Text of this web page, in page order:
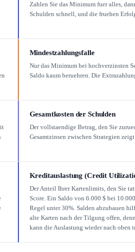
Zahlen Sie das Minimum fuer alles,
Schulden schnell, und die fruehen
Mindestzahlungsfalle
Nur das Minimum bei hochverzinsten
Saldo kaum beruehren. Die
Gesamtkosten der Schulden
Der vollstaendige Betrag, den Sie
Gesamtzinsen zwischen Strategien
Kreditauslastung (Credit
Der Anteil Ihrer Kartenlimits, den Sie
Score. Ein Saldo von 6.000 $ bei
Regel unter 30%. Salden abzubauen
alte Karten nach der Tilgung offen,
kann die Auslastung wieder nach oben